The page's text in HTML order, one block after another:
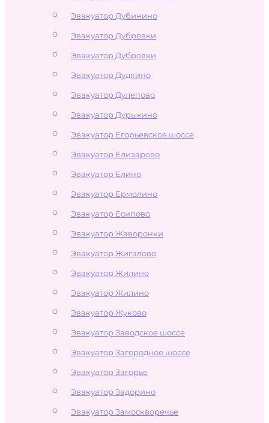
Эвакуатор Дубинино
Эвакуатор Дубровки
Эвакуатор Дубровки
Эвакуатор Дудкино
Эвакуатор Дулепово
Эвакуатор Дурыкино
Эвакуатор Егорьевское шоссе
Эвакуатор Елизарово
Эвакуатор Елино
Эвакуатор Ермолино
Эвакуатор Есипово
Эвакуатор Жаворонки
Эвакуатор Жигалово
Эвакуатор Жилино
Эвакуатор Жилино
Эвакуатор Жуково
Эвакуатор Заводское шоссе
Эвакуатор Загородное шоссе
Эвакуатор Загорье
Эвакуатор Задорино
Эвакуатор Замоскворечье